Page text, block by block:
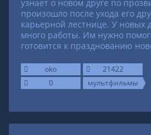
узнает о новом друге по
произошло после ухода его
карьерной лестнице. У новых
много работы. Им нужно
готовится к празднованию
oko
21422
0
мультфильмы